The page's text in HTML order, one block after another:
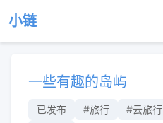
小链
一些有趣的岛屿
已发布 #旅行 #云旅行